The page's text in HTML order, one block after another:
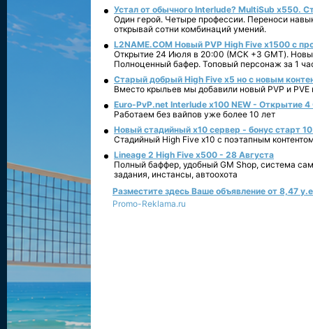
Устал от обычного Interlude? MultiSub x550.
Один герой. Четыре профессии. Переноси
открывай сотни комбинаций умений.
L2NAME.COM Новый PVP High Five x1500 с
Открытие 24 Июля в 20:00 (МСК +3 GMT).
Полноценный бафер. Топовый персонаж за 1
Старый добрый High Five x5 но с новым
Вместо крыльев мы добавили новый PVP и PVE
Euro-PvP.net Interlude х100 NEW - Открытие 4
Работаем без вайпов уже более 10 лет
Новый стадийный х10 сервер - бонус старт
Стадийный High Five x10 с поэтапным
Lineage 2 High Five x500 - 28 Августа
Полный баффер, удобный GM Shop, система
задания, инстансы, автоохота
Разместите здесь Ваше объявление от 8,47
Promo-Reklama.ru